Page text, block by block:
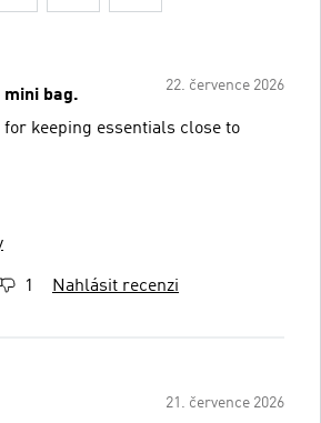
22. července 2026
bag.
for keeping essentials close to
1 Nahlásit recenzi
21. července 2026